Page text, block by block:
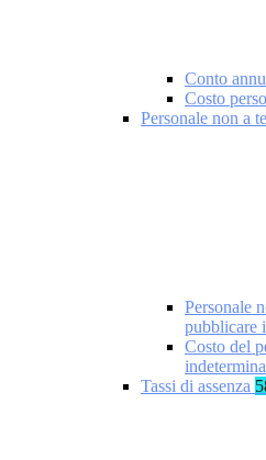
Conto
Costo
Personale non a
Personale
pubblicare
Costo del
Tassi di assenza